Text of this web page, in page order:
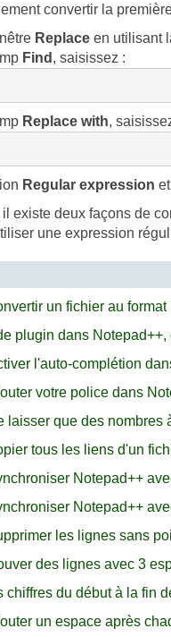
convertir la
Replace en utilisant
Find , saisissez :
Replace with,
Regular expression
existe deux façons de
une expression
un fichier au
plugin dans
l'auto-complétion
votre police dans
laisser que des
tous les liens d'un
Notepad++
Notepad++
les lignes sans
des lignes avec 3
chiffres du début à la fin
un espace après